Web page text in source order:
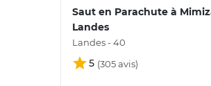
Saut en Parachute à
Landes
Landes - 40
5